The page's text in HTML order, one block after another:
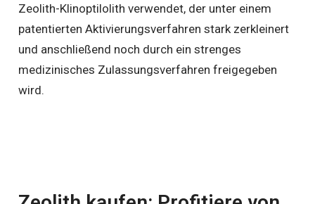
Zeolith-Klinoptilolith verwendet, der unter einem
patentierten Aktivierungsverfahren stark zerkleinert
und anschließend noch durch ein strenges
medizinisches Zulassungsverfahren freigegeben
wird.